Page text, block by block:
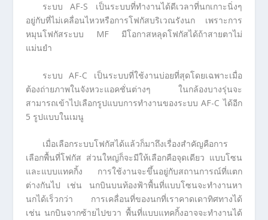
ระบบ AF-S เป็นระบบที่ทำงานได้ดีเวลาที่นกเกาะนิ่งๆ
อยู่กับที่ไม่เคลื่อนไหวหรือการโฟกัสบริเวณรังนก เพราะการ
หมุนโฟกัสระบบ MF มีโอกาสหลุดโฟกัสได้ถ้าสายตาไม่
แม่นยำ
ระบบ AF-C เป็นระบบที่ใช้งานบ่อยที่สุดโดยเฉพาะเมื่อ
ต้องถ่ายภาพในจังหวะแอคชั่นต่างๆ ในกล้องบางรุ่นจะ
สามารถเข้าไปเลือกรูปแบบการทำงานของระบบ AF-C ได้อีก
5 รูปแบบในเมนู
เมื่อเลือกระบบโฟกัสได้แล้วก็มาถึงเรื่องสำคัญคือการ
เลือกพื้นที่โฟกัส ส่วนใหญ่ก็จะมีให้เลือกคือจุดเดียว แบบโซน
และแบบแทคกิ้ง การใช้งานจะขึ้นอยู่กับสถานการณ์ที่แตก
ต่างกันไป เช่น นกบินบนท้องฟ้าพื้นที่แบบโซนจะทำงานหา
นกได้เร็วกว่า การเคลื่อนที่ของนกที่เราคาดเดาทิศทางได้
เช่น นกบินจากซ้ายไปขวา พื้นที่แบบแทคกิ้งอาจจะทำงานได้